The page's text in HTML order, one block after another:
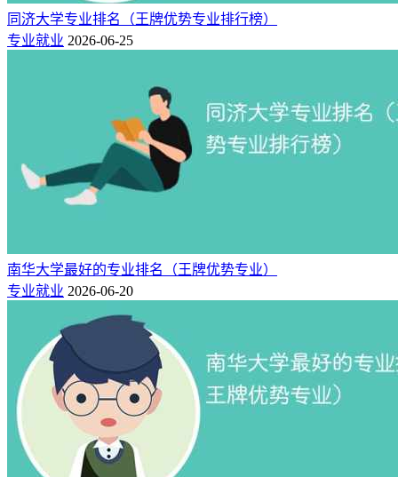
同济大学专业排名（王牌优势专业排行榜）
专业就业 2026-06-25
南华大学最好的专业排名（王牌优势专业）
专业就业 2026-06-20